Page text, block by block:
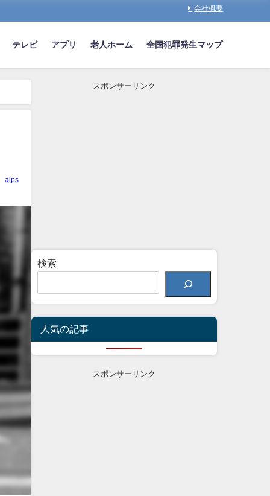
会社概要
テレビ アプリ 老人ホーム 全国犯罪発生マップ
alps
スポンサーリンク
検索
人気の記事
スポンサーリンク